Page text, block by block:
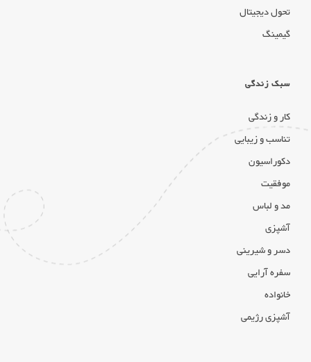
تحول دیجیتال
گیمینگ
سبک زندگی
کار و زندگی
تناسب و زیبایی
دکوراسیون
موفقیت
مد و لباس
آشپزی
دسر و شیرینی
سفره آرایی
خانواده
آشپزی رژیمی